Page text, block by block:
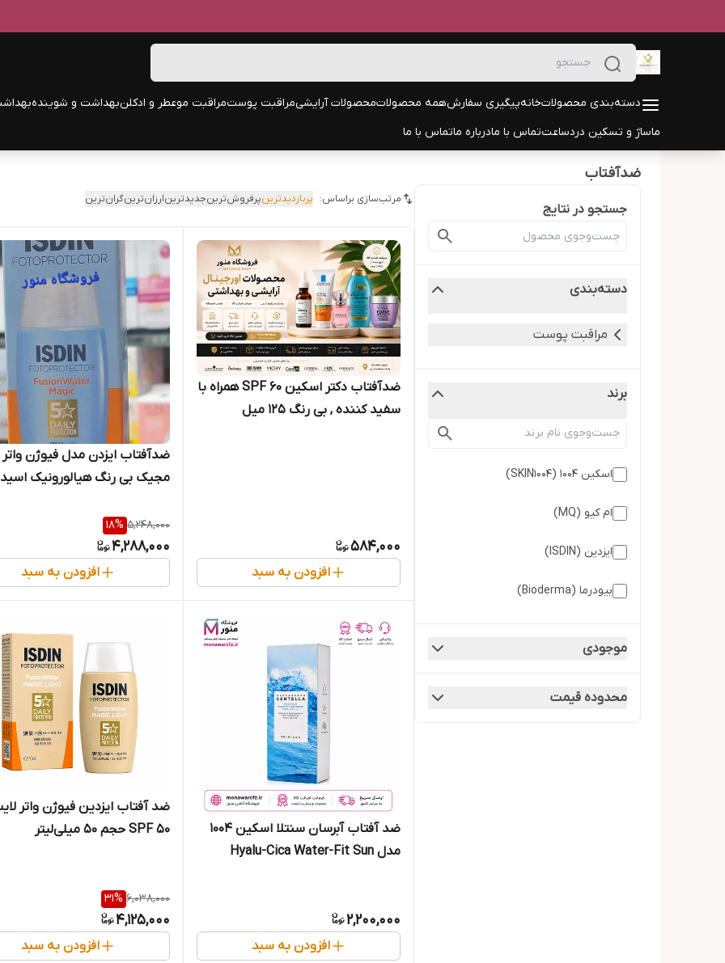
دسته‌بندی محصولاتخانهپیگیری سفارشهمه محصولاتمحصولات آرایشیمراقبت پوستمراقبت موعطر و ادکلنبهداشت و شوینده
ماساژ و تسکین دردساعتتماس با مادرباره ماتماس با ما
ضدآفتاب
جستجو در نتایج
دسته‌بندی
مراقبت پوست
برند
اسکین ۱۰۰۴ (SKIN1004)
ام کیو (MQ)
ایزدین (ISDIN)
بیودرما (Bioderma)
موجودی
محدوده قیمت
مرتب‌سازی براساس: پربازدیدترینپرفروش‌ترینجدیدترینارزان‌ترینگران‌ترین
ضدآفتاب دکتر اسکین 60 SPF همراه با
سفید کننده , بی رنگ ۱۲۵ میل
584,000
افزودن به سبد
ضدآفتاب ایزدن مدل فیوژن واتر
مجیک بی رنگ هیالورونیک اسید
5,248,000
18%
4,288,000
افزودن به سبد
ضد آفتاب آبرسان سنتلا اسکین 1004
مدل Hyalu-Cica Water-Fit Sun
2,200,000
افزودن به سبد
ضد آفتاب ایزدین فیوژن واتر
SPF 50 حجم 50 میلی‌لیتر
6,038,000
31%
4,125,000
افزودن به سبد